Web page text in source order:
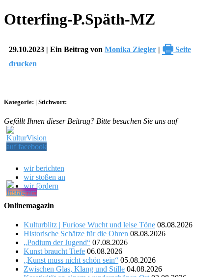
Otterfing-P.Späth-MZ
29.10.2023 | Ein Beitrag von Monika Ziegler | 🖶 Seite
drucken
Kategorie: | Stichwort:
Gefällt Ihnen dieser Beitrag? Bitte besuchen Sie uns auf
wir berichten
wir stoßen an
wir fördern
Onlinemagazin
Kulturblitz | Furiose Wucht und leise Töne 08.08.2026
Historische Schätze für die Ohren 08.08.2026
„Podium der Jugend“ 07.08.2026
Kunst braucht Tiefe 06.08.2026
„Kunst muss nicht schön sein“ 05.08.2026
Zwischen Glas, Klang und Stille 04.08.2026